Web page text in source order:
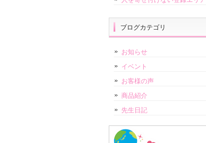
ブログカテゴリ
お知らせ
イベント
お客様の声
商品紹介
先生日記